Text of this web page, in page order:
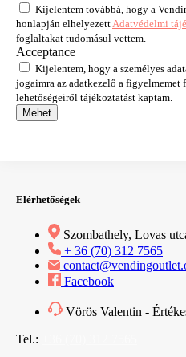
Kijelentem továbbá, hogy a
honlapján elhelyezett Adatvédelmi
foglaltakat tudomásul vettem.
Acceptance
Kijelentem, hogy a személyes
jogaimra az adatkezelő a figyelmemet
lehetőségeiről tájékoztatást kaptam.
Mehet
Elérhetőségek
Szombathely, Lovas
+ 36 (70) 312 7565
Facebook
Vörös Valentin -
Tel.: